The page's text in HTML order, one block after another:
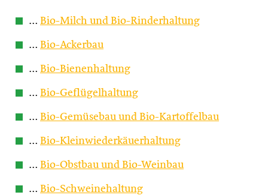
… Bio-Milch und Bio-Rinderhaltung
… Bio-Ackerbau
… Bio-Bienenhaltung
… Bio-Geflügelhaltung
… Bio-Gemüsebau und Bio-Kartoffelbau
… Bio-Kleinwiederkäuerhaltung
… Bio-Obstbau und Bio-Weinbau
… Bio-Schweinehaltung